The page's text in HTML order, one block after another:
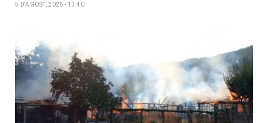
5 D'AGOST, 2026 - 13:40